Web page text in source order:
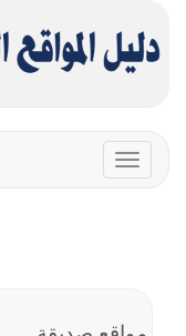
Toggle
navigation